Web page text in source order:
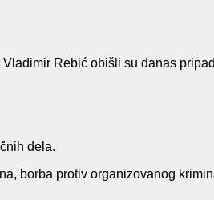
Rebić obišli su danas
dela.
borba protiv organizovanog